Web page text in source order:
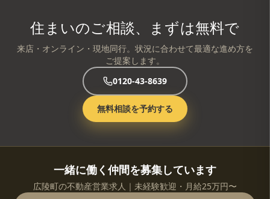
住まいのご相談、まずは無料で
来店・オンライン・現地同行。状況に合わせて最適な進め方を
ご提案します。
0120-43-8639
無料相談を予約する
一緒に働く仲間を募集しています
広陵町の不動産営業求人｜未経験歓迎・月給25万円〜